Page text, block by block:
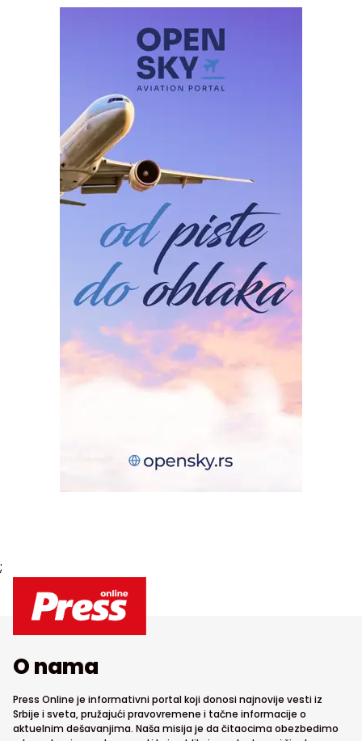
;
O nama
Press Online je informativni portal koji donosi najnovije vesti iz
Srbije i sveta, pružajući pravovremene i tačne informacije o
aktuelnim dešavanjima. Naša misija je da čitaocima obezbedimo